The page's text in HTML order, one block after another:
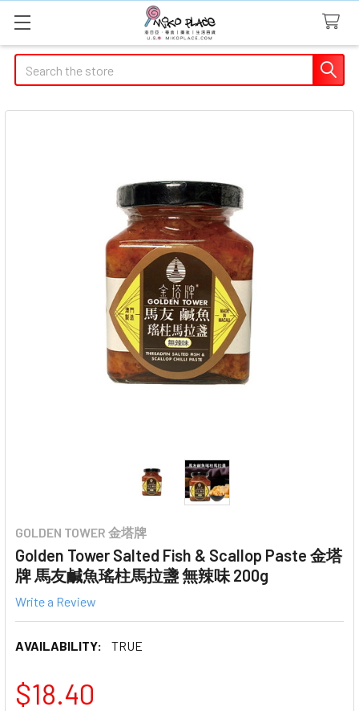
Search
GOLDEN TOWER 金塔牌
Golden Tower Salted Fish & Scallop Paste 金塔
牌 馬友鹹魚瑤柱馬拉盞 無辣味 200g
Write a Review
AVAILABILITY: TRUE
$18.40